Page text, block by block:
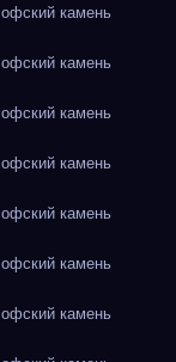
камень
камень
камень
камень
камень
камень
камень